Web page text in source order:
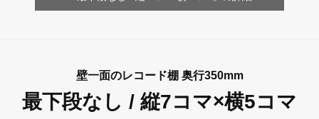
壁一面のレコード棚 奥行350mm
最下段なし / 縦7コマ×横5コマ